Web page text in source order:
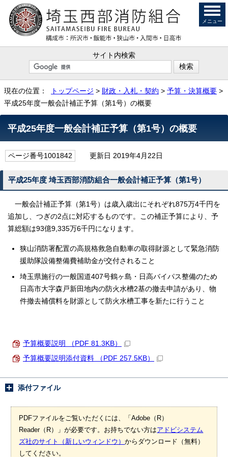
サイト内検索
メニュー
現在の位置： トップページ > 財政・入札・契約 > 予算・決算概要 >
平成25年度一般会計補正予算（第1号）の概要
平成25年度一般会計補正予算（第1号）の概要
ページ番号1001842 更新日 2019年4月22日
平成25年度 埼玉西部消防組合一般会計補正予算（第1号）
一般会計補正予算（第1号）は歳入歳出にそれぞれ875万4千円を
追加し、つぎの2点に対応するものです。この補正予算により、予
算総額は93億9,335万6千円になります。
狭山消防署配置の高規格救急自動車の取得財源として緊急消防
援助隊設備整備費補助金が交付されること
埼玉県施行の一般国道407号鶴ヶ島・日高バイパス整備のため
日高市大字森戸新田地内の防火水槽2基の撤去申請があり、物
件撤去補償料を財源として防火水槽工事を新たに行うこと
予算概要説明 （PDF 81.3KB）
予算概要説明添付資料 （PDF 257.5KB）
添付ファイル
PDFファイルをご覧いただくには、「Adobe（R）
Reader（R）」が必要です。お持ちでない方はアドビシステム
ズ社のサイト（新しいウィンドウ）からダウンロード（無料）
してください。